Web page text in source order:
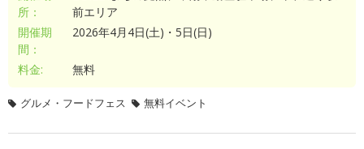
所：
前エリア
開催期
間：
2026年4月4日(土)・5日(日)
料金: 無料
グルメ・フードフェス 無料イベント